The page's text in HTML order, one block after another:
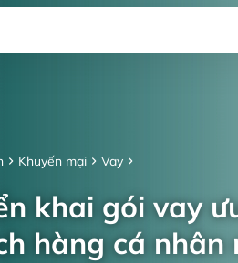
Khuyến mại Vay
khai gói vay
hàng cá nhân